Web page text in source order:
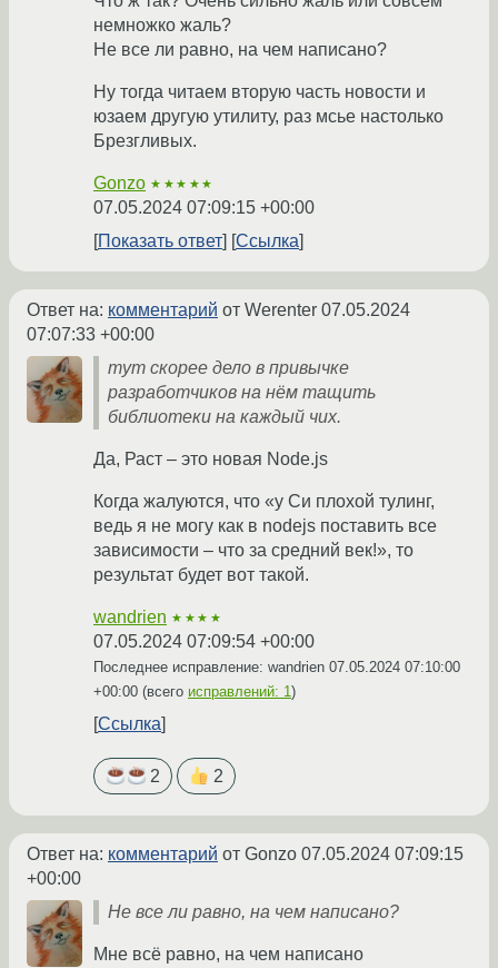
немножко жаль?
Не все ли равно, на чем написано?
Ну тогда читаем вторую часть новости и
юзаем другую утилиту, раз мсье настолько
Брезгливых.
Gonzo ★★★★★
07.05.2024 07:09:15 +00:00
Показать ответ
Ссылка
Ответ на: комментарий от Werenter 07.05.2024
07:07:33 +00:00
тут скорее дело в привычке
разработчиков на нём тащить
библиотеки на каждый чих.
Да, Раст – это новая Node.js
Когда жалуются, что «у Си плохой тулинг,
ведь я не могу как в nodejs поставить все
зависимости – что за средний век!», то
результат будет вот такой.
wandrien ★★★★
07.05.2024 07:09:54 +00:00
Последнее исправление: wandrien 07.05.2024 07:10:00
+00:00 (всего исправлений: 1)
Ссылка
2 2
Ответ на: комментарий от Gonzo 07.05.2024 07:09:15
+00:00
Не все ли равно, на чем написано?
Мне всё равно, на чем написано